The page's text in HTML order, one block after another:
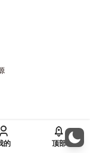
的 顶部